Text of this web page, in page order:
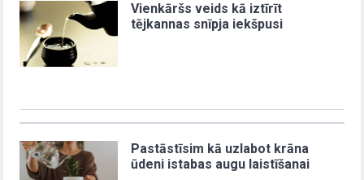
Vienkāršs veids kā iztīrīt
tējkannas snīpja iekšpusi
Pastāstīsim kā uzlabot krāna
ūdeni istabas augu laistīšanai